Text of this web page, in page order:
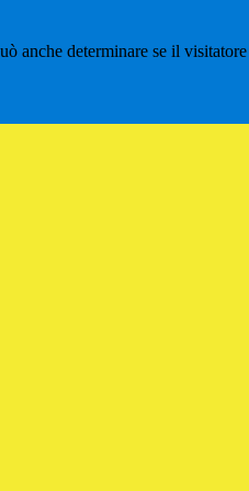
anche determinare se il